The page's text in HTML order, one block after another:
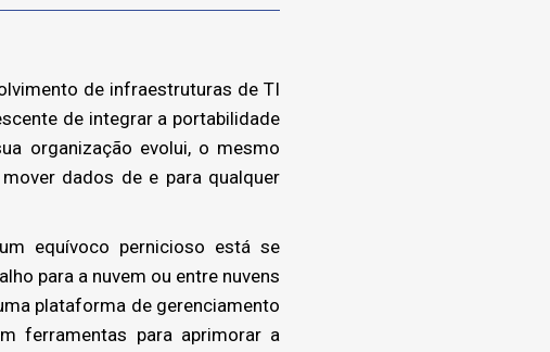
de infraestruturas de TI
de integrar a portabilidade
organização evolui, o mesmo
dados de e para qualquer
equívoco pernicioso está se
para a nuvem ou entre nuvens
plataforma de gerenciamento
ferramentas para aprimorar a